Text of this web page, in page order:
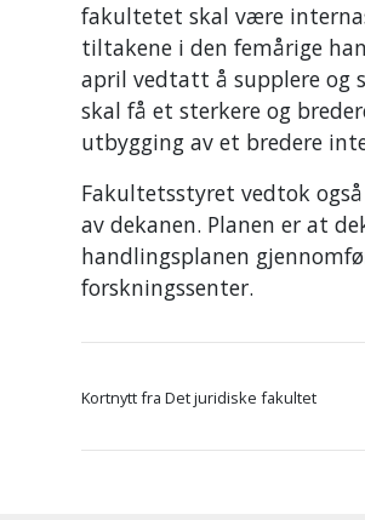
fakultetet skal være
tiltakene i den femårige
april vedtatt å supplere og
skal få et sterkere og
utbygging av et bredere
Fakultetsstyret vedtok
av dekanen. Planen er at
handlingsplanen
forskningssenter.
Kortnytt fra Det juridiske fakultet